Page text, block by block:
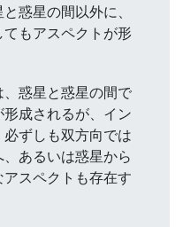
惑星の間以外に、
もアスペクトが形
惑星と惑星の間で
成されるが、イン
必ずしも双方向では
あるいは惑星から
スペクトも存在す